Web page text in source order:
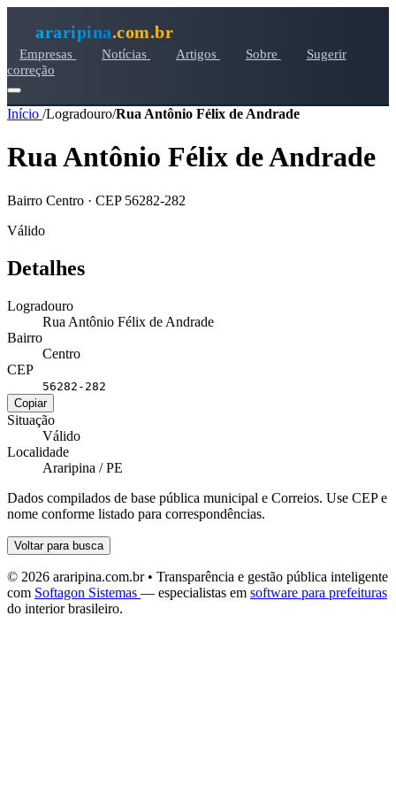
araripina.com.br
Empresas Notícias Artigos Sobre
Sugerir
correção
Início /Logradouro/Rua Antônio Félix de Andrade
Rua Antônio Félix de Andrade
Bairro Centro · CEP 56282-282
Válido
Detalhes
Logradouro
Rua Antônio Félix de Andrade
Bairro
Centro
CEP
56282-282
Copiar
Situação
Válido
Localidade
Araripina / PE
Dados compilados de base pública municipal e Correios. Use CEP e
nome conforme listado para correspondências.
Voltar para busca
© 2026 araripina.com.br • Transparência e gestão pública inteligente
com Softagon Sistemas — especialistas em software para prefeituras
do interior brasileiro.